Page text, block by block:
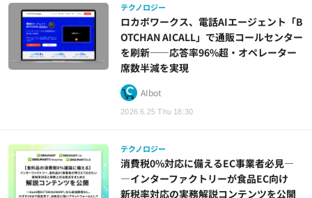
テクノロジー
2026.6.25 Thu 18:30
ロカボワークス、電話AIエージェント「B
OTCHAN AICALL」で通販コールセンター
を刷新——応答率96%超・オペレーター
席数半減を実現
AIbot
テクノロジー
消費税0%対応に備えるEC事業者必見―
―インターファクトリーが食品EC向け
新税率対応の実務解説コンテンツを公開